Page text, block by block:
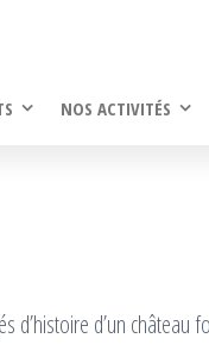
NOS ACTIVITÉS
d’histoire d’un château